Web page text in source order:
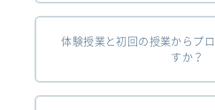
体験授業と初回の授業からプ
すか？